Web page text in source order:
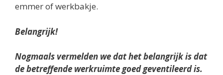
emmer of werkbakje.
Belangrijk!
Nogmaals vermelden we dat het belangrijk is dat
de betreffende werkruimte goed geventileerd is.